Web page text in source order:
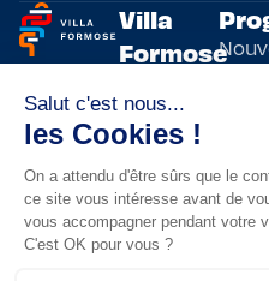
Programmes
de
résidences
artistiques
bilatérales,
entre la
France et
Taïwan.
Villa
Formose
Adoptez
un artiste
Lieux de
résidence
Arts